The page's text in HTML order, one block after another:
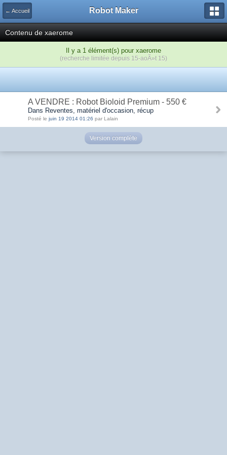
← Accueil Robot Maker
Contenu de xaerome
Il y a 1 élément(s) pour xaerome
(recherche limitée depuis 15-aoÃ»t 15)
A VENDRE : Robot Bioloid Premium - 550 €
Dans Reventes, matériel d'occasion, récup
Posté le juin 19 2014 01:26 par Lalain
Version complète